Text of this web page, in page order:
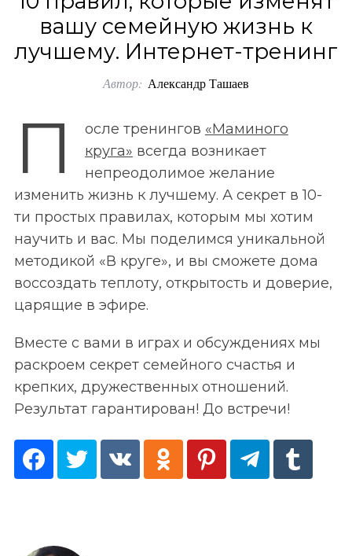
:
вашу семейную жизнь к
лучшему. Интернет-тренинг
Автор: Александр Ташаев
П осле тренингов «Маминого
круга» всегда возникает
непреодолимое желание
изменить жизнь к лучшему. А секрет в 10-
ти простых правилах, которым мы хотим
научить и вас. Мы поделимся уникальной
методикой «В круге», и вы сможете дома
воссоздать теплоту, открытость и доверие,
царящие в эфире.
Вместе с вами в играх и обсуждениях мы
раскроем секрет семейного счастья и
крепких, дружественных отношений.
Результат гарантирован! До встречи!